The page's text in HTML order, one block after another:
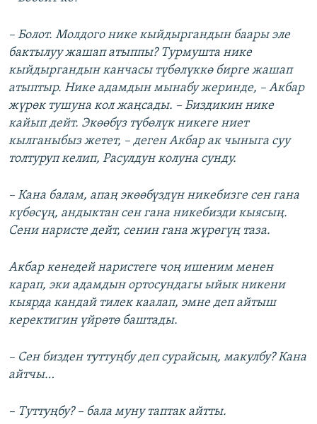
– Болот. Молдого нике кыйдыргандын баары эле
бактылуу жашап атыппы? Турмушта нике
кыйдыргандын канчасы түбөлүккө бирге жашап
атыптыр. Нике адамдын мынабу жеринде, – Акбар
жүрөк тушуна кол жаңсады. – Биздикин нике
кайып дейт. Экөөбүз түбөлүк никеге ниет
кылганыбыз жетет, – деген Акбар ак чыныга суу
толтуруп келип, Расулдун колуна сунду.
– Кана балам, апаң экөөбүздүн никебизге сен гана
күбөсүң, андыктан сен гана никебизди кыясың.
Сени наристе дейт, сенин гана жүрөгүң таза.
Акбар кенедей наристеге чоң ишеним менен
карап, эки адамдын ортосундагы ыйык никени
кыярда кандай тилек каалап, эмне деп айтыш
керектигин үйрөтө баштады.
– Сен бизден туттуңбу деп сурайсың, макулбу? Кана
айтчы…
– Туттуңбу? – бала муну таптак айтты.